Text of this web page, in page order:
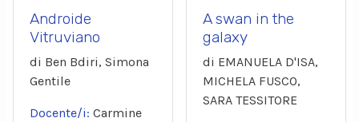
Androide
Vitruviano
di Ben Bdiri, Simona
Gentile
Docente/i: Carmine
A swan in the
galaxy
di EMANUELA D'ISA,
MICHELA FUSCO,
SARA TESSITORE